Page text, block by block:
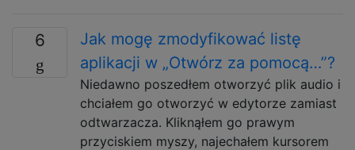
6
Jak mogę zmodyfikować listę
aplikacji w „Otwórz za pomocą…”?
Niedawno poszedłem otworzyć plik audio i
chciałem go otworzyć w edytorze zamiast
odtwarzacza. Kliknąłem go prawym
przyciskiem myszy, najechałem kursorem